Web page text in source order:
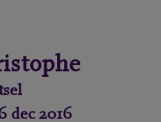
dec 2016